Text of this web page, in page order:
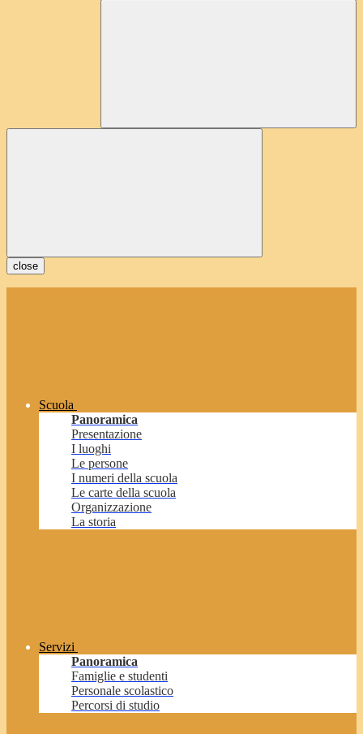
close
Scuola
Panoramica
Presentazione
I luoghi
Le persone
I numeri della scuola
Le carte della scuola
Organizzazione
La storia
Servizi
Panoramica
Famiglie e studenti
Personale scolastico
Percorsi di studio